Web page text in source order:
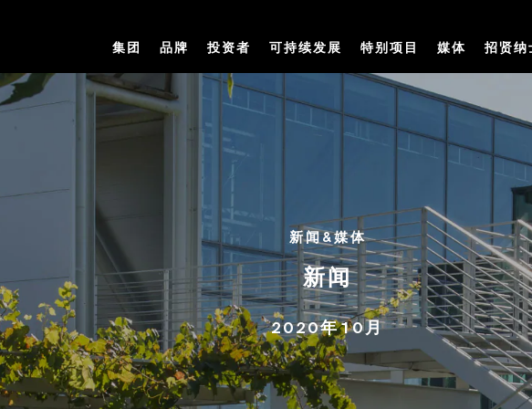
集团 品牌 投资者 可持续发展 特别项目 媒体 招贤纳
新闻&媒体
新闻
2020年10月